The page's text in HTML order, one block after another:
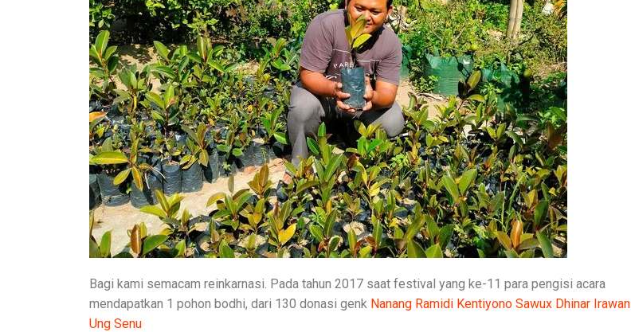
Bagi kami semacam reinkarnasi. Pada tahun 2017 saat festival yang ke-11 para pengisi acara
mendapatkan 1 pohon bodhi, dari 130 donasi genk Nanang Ramidi Kentiyono Sawux Dhinar Irawan
Ung Senu